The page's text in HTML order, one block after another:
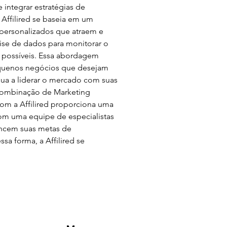
integrar estratégias de
se baseia em um
que atraem e
de dados para monitorar o
Essa abordagem
negócios que desejam
a liderar o mercado com suas
de Marketing
a Affilired proporciona uma
uma equipe de especialistas
suas metas de
forma, a Affilired se